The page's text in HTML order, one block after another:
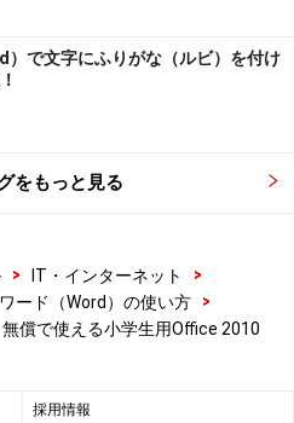
）で文字にふりがな（ルビ）を付け
をもっと見る
> IT・インターネット
>
ワード（Word）の使い方
>
無償で使える小学生用Office 2010
採用情報